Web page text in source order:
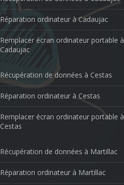
Réparation ordinateur à Cadaujac
Remplacer écran ordinateur portable à
Cadaujac
Récupération de données à Cestas
Réparation ordinateur à Cestas
Remplacer écran ordinateur portable à
Cestas
Récupération de données à Martillac
Réparation ordinateur à Martillac